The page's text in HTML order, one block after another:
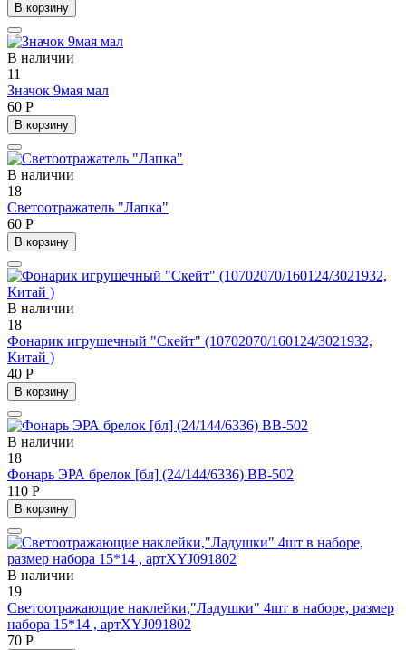
В корзину
В наличии
11
Значок 9мая мал
60 Р
В корзину
В наличии
18
Светоотражатель "Лапка"
60 Р
В корзину
В наличии
18
Фонарик игрушечный "Скейт" (10702070/160124/3021932,
Китай )
40 Р
В корзину
В наличии
18
Фонарь ЭРА брелок [бл] (24/144/6336) BB-502
110 Р
В корзину
В наличии
19
Светоотражающие наклейки,"Ладушки" 4шт в наборе, размер
набора 15*14 , артXYJ091802
70 Р